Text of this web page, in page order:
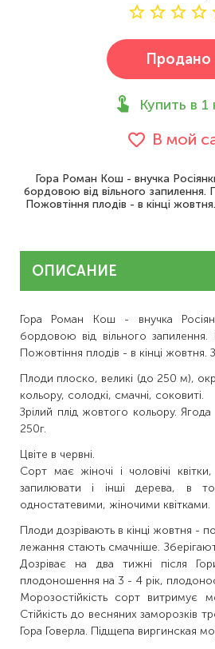
Продано
Купить в 1
В мой
Гора Роман Кош - внучка
бордовою від вільного
Пожовтіння плодів - в кінці
ОПИСАНИЕ
Гора Роман Кош - внучка
бордовою від вільного
Пожовтіння плодів - в кінці жовтня.
Плоди плоско, великі (до 250 м),
кольору, солодкі, смачні, соковиті.
Зрілий плід жовтого кольору.
250г.
Цвіте в червні.
Сорт має жіночі і чоловічі
запилювати і інші дерева, в
одностатевими, жіночими квітками.
Плоди дозрівають в кінці жовтня -
лежання стають смачніше.
Дозріває на два тижні після
плодоношення на 3 - 4 рік,
Морозостійкість сорт витримує
Стійкість до весняних заморозків
Гора Говерла. Підщепа виргинская